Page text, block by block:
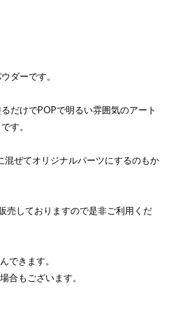
ダーです。
だけでPOPで明るい雰囲気のアート
す。
ぜてオリジナルパーツにするのもか
売しておりますので是非ご利用くだ
できます。
合もございます。